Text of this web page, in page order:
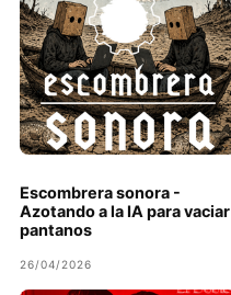
Escombrera sonora -
Azotando a la IA para vaciar
pantanos
26/04/2026